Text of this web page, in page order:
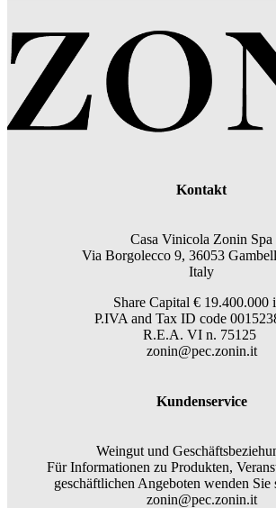
Kontakt
Casa Vinicola Zonin Spa
Via Borgolecco 9, 36053
Italy
Share Capital € 19.400.000
P.IVA and Tax ID code
R.E.A. VI n. 75125
zonin@pec.zonin.it
Kundenservice
Weingut und
Für Informationen zu Produkten,
geschäftlichen Angeboten wenden Sie
zonin@pec.zonin.it